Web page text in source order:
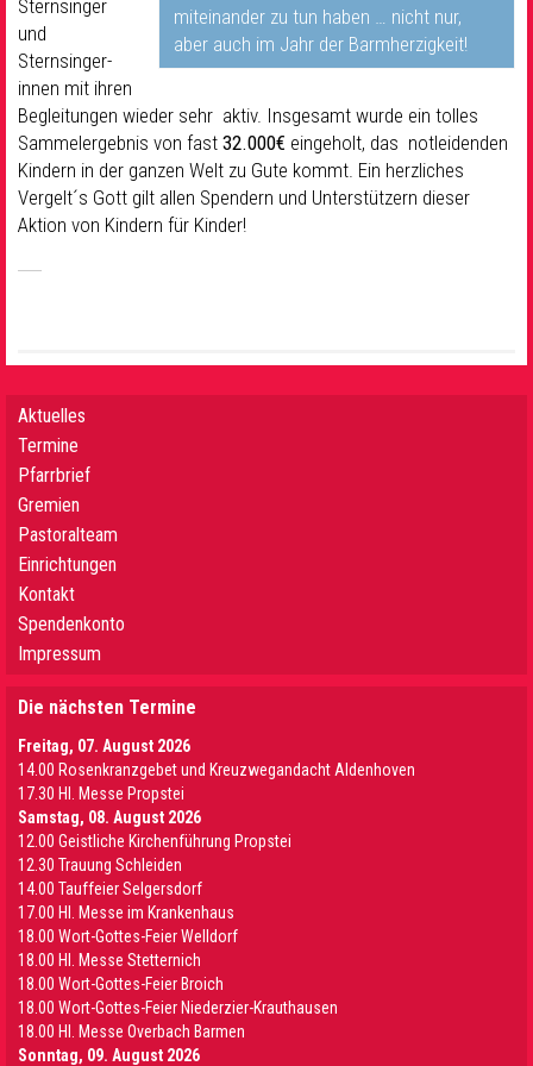
miteinander zu tun haben … nicht nur,
aber auch im Jahr der Barmherzigkeit!
Sternsinger
und
Sternsinger-
innen mit ihren
Begleitungen wieder sehr aktiv. Insgesamt wurde ein tolles
Sammelergebnis von fast 32.000€ eingeholt, das notleidenden
Kindern in der ganzen Welt zu Gute kommt. Ein herzliches
Vergelt´s Gott gilt allen Spendern und Unterstützern dieser
Aktion von Kindern für Kinder!
Aktuelles
Termine
Pfarrbrief
Gremien
Pastoralteam
Einrichtungen
Kontakt
Spendenkonto
Impressum
Die nächsten Termine
Freitag, 07. August 2026
14.00 Rosenkranzgebet und Kreuzwegandacht Aldenhoven
17.30 Hl. Messe Propstei
Samstag, 08. August 2026
12.00 Geistliche Kirchenführung Propstei
12.30 Trauung Schleiden
14.00 Tauffeier Selgersdorf
17.00 Hl. Messe im Krankenhaus
18.00 Wort-Gottes-Feier Welldorf
18.00 Hl. Messe Stetternich
18.00 Wort-Gottes-Feier Broich
18.00 Wort-Gottes-Feier Niederzier-Krauthausen
18.00 Hl. Messe Overbach Barmen
Sonntag, 09. August 2026